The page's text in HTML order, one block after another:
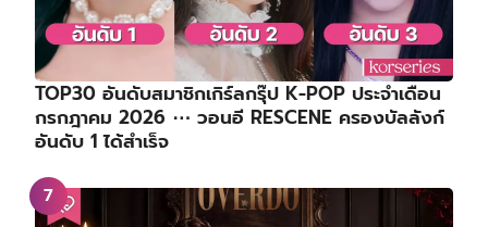
TOP30 อันดับสมาชิกเกิร์ลกรุ๊ป K-POP ประจำเดือน
กรกฎาคม 2026 ⋯ วอนอี RESCENE ครองบัลลังก์
อันดับ 1 ได้สำเร็จ